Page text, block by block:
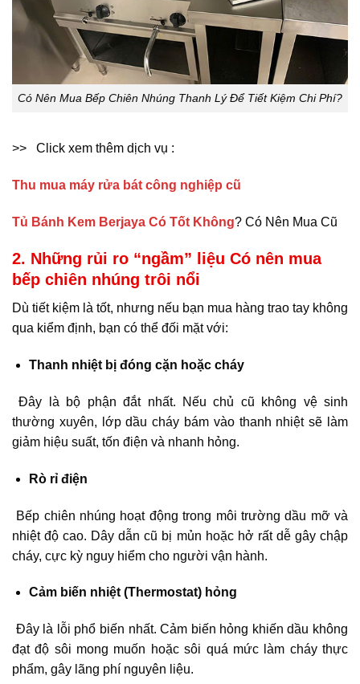
Có Nên Mua Bếp Chiên Nhúng Thanh Lý Để Tiết Kiệm Chi Phí?
>> Click xem thêm dịch vụ :
Thu mua máy rửa bát công nghiệp cũ
Tủ Bánh Kem Berjaya Có Tốt Không? Có Nên Mua Cũ
2. Những rủi ro “ngầm” liệu Có nên mua
bếp chiên nhúng trôi nổi
Dù tiết kiệm là tốt, nhưng nếu bạn mua hàng trao tay không
qua kiểm định, bạn có thể đối mặt với:
Thanh nhiệt bị đóng cặn hoặc cháy
Đây là bộ phận đắt nhất. Nếu chủ cũ không vệ sinh
thường xuyên, lớp dầu cháy bám vào thanh nhiệt sẽ làm
giảm hiệu suất, tốn điện và nhanh hỏng.
Rò rỉ điện
Bếp chiên nhúng hoạt động trong môi trường dầu mỡ và
nhiệt độ cao. Dây dẫn cũ bị mủn hoặc hở rất dễ gây chập
cháy, cực kỳ nguy hiểm cho người vận hành.
Cảm biến nhiệt (Thermostat) hỏng
Đây là lỗi phổ biến nhất. Cảm biến hỏng khiến dầu không
đạt độ sôi mong muốn hoặc sôi quá mức làm cháy thực
phẩm, gây lãng phí nguyên liệu.